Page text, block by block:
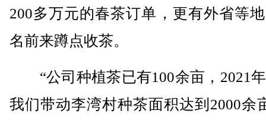
200多万元的春茶订单，更有外省等
名前来蹲点收茶。
“公司种植茶已有100余亩，2021
我们带动李湾村种茶面积达到2000余